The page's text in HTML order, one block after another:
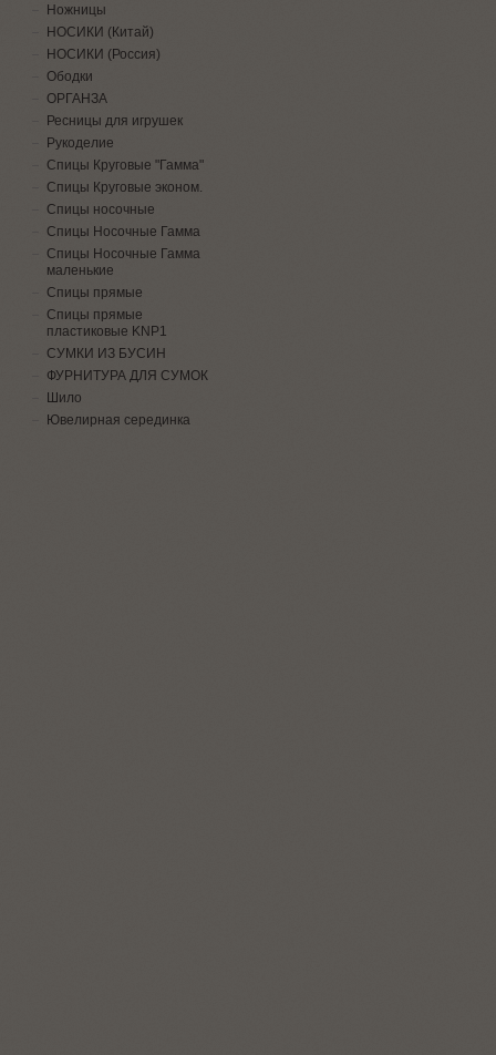
Ножницы
НОСИКИ (Китай)
НОСИКИ (Россия)
Ободки
ОРГАНЗА
Ресницы для игрушек
Рукоделие
Спицы Круговые "Гамма"
Спицы Круговые эконом.
Спицы носочные
Спицы Носочные Гамма
Спицы Носочные Гамма
маленькие
Спицы прямые
Спицы прямые
пластиковые KNP1
СУМКИ ИЗ БУСИН
ФУРНИТУРА ДЛЯ СУМОК
Шило
Ювелирная серединка